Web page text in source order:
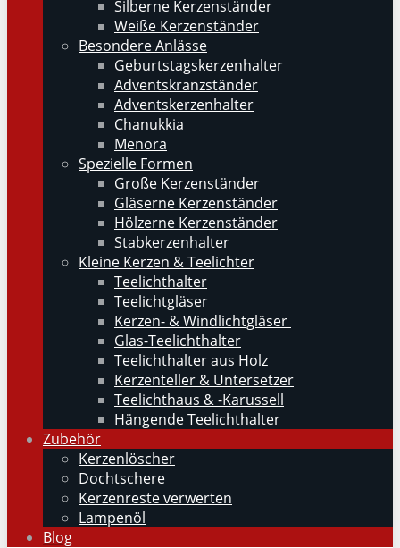
Silberne Kerzenständer
Weiße Kerzenständer
Besondere Anlässe
Geburtstagskerzenhalter
Adventskranzständer
Adventskerzenhalter
Chanukkia
Menora
Spezielle Formen
Große Kerzenständer
Gläserne Kerzenständer
Hölzerne Kerzenständer
Stabkerzenhalter
Kleine Kerzen & Teelichter
Teelichthalter
Teelichtgläser
Kerzen- & Windlichtgläser
Glas-Teelichthalter
Teelichthalter aus Holz
Kerzenteller & Untersetzer
Teelichthaus & -Karussell
Hängende Teelichthalter
Zubehör
Kerzenlöscher
Dochtschere
Kerzenreste verwerten
Lampenöl
Blog